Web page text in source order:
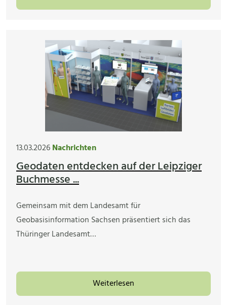
13.03.2026Nachrichten
Geodaten entdecken auf der Leipziger
Buchmesse ...
Gemeinsam mit dem Landesamt für
Geobasisinformation Sachsen präsentiert sich das
Thüringer Landesamt…
Weiterlesen